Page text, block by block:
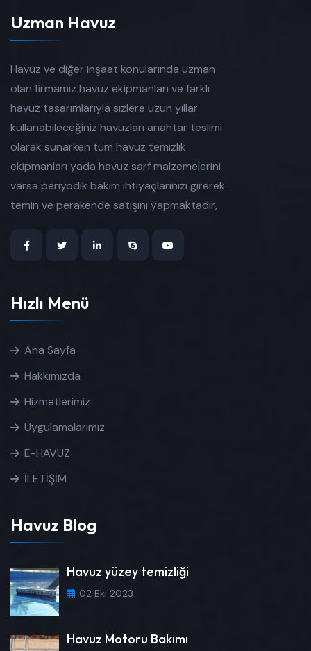
Uzman Havuz
Havuz ve diğer inşaat konularında uzman
olan firmamız havuz ekipmanları ve farklı
havuz tasarımlarıyla sizlere uzun yıllar
kullanabileceğiniz havuzları anahtar teslimi
olarak sunarken tüm havuz temizlik
ekipmanları yada havuz sarf malzemelerini
varsa periyodik bakım ihtiyaçlarınızı girerek
temin ve perakende satışını yapmaktadır,
Hızlı Menü
Ana Sayfa
Hakkımızda
Hizmetlerimiz
Uygulamalarımız
E-HAVUZ
İLETİŞİM
Havuz Blog
Havuz yüzey temizliği
02 Eki 2023
Havuz Motoru Bakımı